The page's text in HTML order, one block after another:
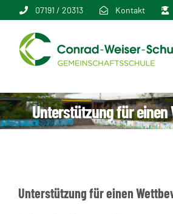
springen
07191 / 20313 Kontakt
Unterstützung für einen
Unterstützung für einen